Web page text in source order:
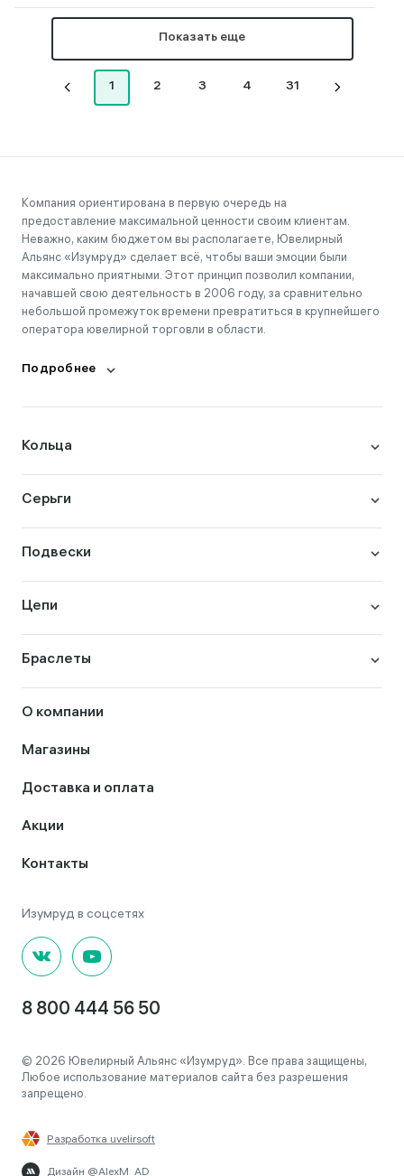
Показать еще
1 2 3 4 31
Компания ориентирована в первую очередь на
предоставление максимальной ценности своим клиентам.
Неважно, каким бюджетом вы располагаете, Ювелирный
Альянс «Изумруд» сделает всё, чтобы ваши эмоции были
максимально приятными. Этот принцип позволил компании,
начавшей свою деятельность в 2006 году, за сравнительно
небольшой промежуток времени превратиться в крупнейшего
оператора ювелирной торговли в области.
Подробнее
Кольца
Серьги
Подвески
Цепи
Браслеты
О компании
Магазины
Доставка и оплата
Акции
Контакты
8 800 444 56 50
© 2026 Ювелирный Альянс «Изумруд». Все права защищены,
Любое использование материалов сайта без разрешения
запрещено.
Разработка uvelirsoft
Дизайн @AlexM_AD